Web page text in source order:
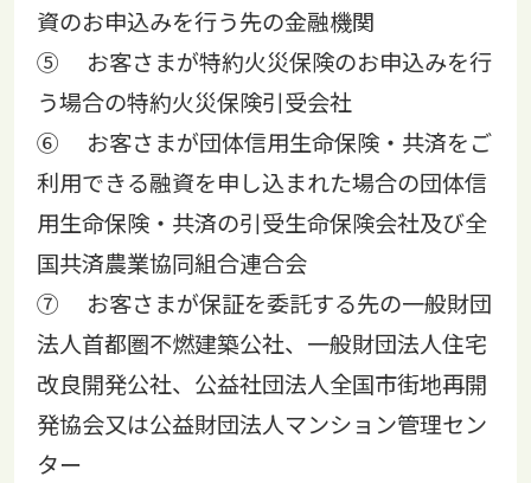
資のお申込みを行う先の金融機関
⑤ お客さまが特約火災保険のお申込みを行
う場合の特約火災保険引受会社
⑥ お客さまが団体信用生命保険・共済をご
利用できる融資を申し込まれた場合の団体信
用生命保険・共済の引受生命保険会社及び全
国共済農業協同組合連合会
⑦ お客さまが保証を委託する先の一般財団
法人首都圏不燃建築公社、一般財団法人住宅
改良開発公社、公益社団法人全国市街地再開
発協会又は公益財団法人マンション管理セン
ター